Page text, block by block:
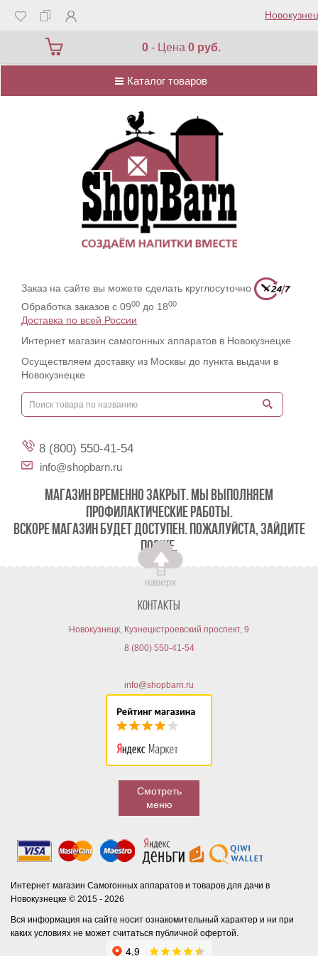
0 - Цена0 руб.
Каталог товаров
Каталог товаров
Заказ на сайте вы можете сделать круглосуточно
Обработка заказов с 0900 до 1800
Доставка по всей России
Интернет магазин самогонных аппаратов в Новокузнецке
Осуществляем доставку из Москвы до пункта выдачи в
Новокузнецке
8 (800) 550-41-54
info@shopbarn.ru
МАГАЗИН ВРЕМЕННО ЗАКРЫТ. МЫ ВЫПОЛНЯЕМ
ПРОФИЛАКТИЧЕСКИЕ РАБОТЫ.
ВСКОРЕ МАГАЗИН БУДЕТ ДОСТУПЕН. ПОЖАЛУЙСТА, ЗАЙДИТЕ
ПОЗЖЕ.
Контакты
Новокузнецк, Кузнецкстроевский проспект, 9
8 (800) 550-41-54
info@shopbarn.ru
Смотреть
меню
Интернет магазин Самогонных аппаратов и товаров для дачи в
Новокузнецке © 2015 - 2026
Вся информация на сайте носит ознакомительный характер и ни при
каких условиях не может считаться публичной офертой.